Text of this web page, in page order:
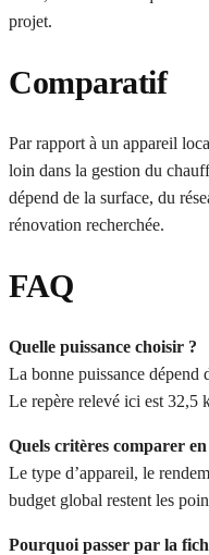
projet.
Comparatif
Par rapport à un appareil
loin dans la gestion du
dépend de la surface, du
rénovation recherchée.
FAQ
Quelle puissance choisir ?
La bonne puissance dépend
Le repère relevé ici est 32,5
Quels critères comparer
Le type d’appareil, le
budget global restent les
Pourquoi passer par la